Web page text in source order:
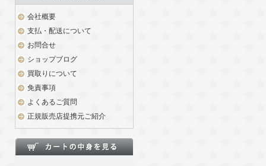
会社概要
支払・配送について
お問合せ
ショップブログ
買取りについて
免責事項
よくあるご質問
正規販売店提携元ご紹介